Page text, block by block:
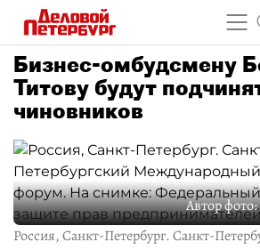
Бизнес-омбудсмену
Титову будут
чиновников
Автор фото:
Россия, Санкт-Петербург. Санкт-